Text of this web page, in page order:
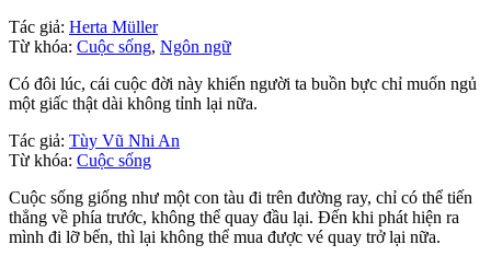
Tác giả: Herta Müller
Từ khóa: Cuộc sống, Ngôn ngữ
Có đôi lúc, cái cuộc đời này khiến người ta buồn bực chỉ muốn ngủ
một giấc thật dài không tỉnh lại nữa.
Tác giả: Tùy Vũ Nhi An
Từ khóa: Cuộc sống
Cuộc sống giống như một con tàu đi trên đường ray, chỉ có thể tiến
thẳng về phía trước, không thể quay đầu lại. Đến khi phát hiện ra
mình đi lỡ bến, thì lại không thể mua được vé quay trở lại nữa.